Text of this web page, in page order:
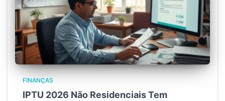
FINANÇAS
IPTU 2026 Não Residenciais Tem